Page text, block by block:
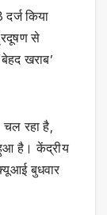
किया
से
खराब’
रहा है,
है। केंद्रीय
बुधवार